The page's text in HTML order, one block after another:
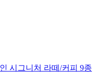
시그니처 라떼/커피 9종